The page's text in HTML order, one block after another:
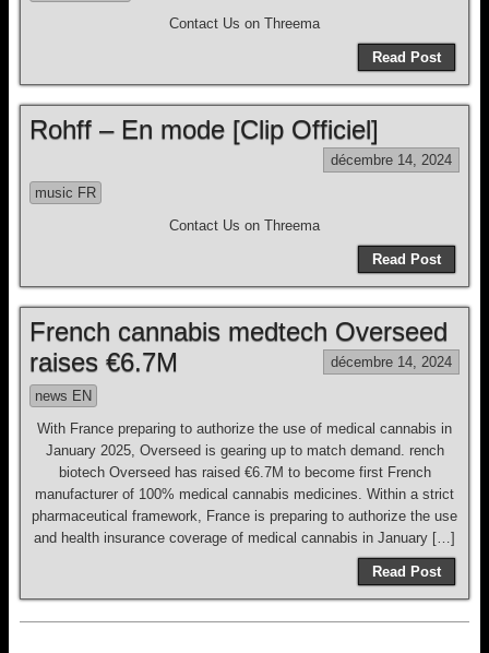
Contact Us on Threema
Read Post
Rohff – En mode [Clip Officiel]
décembre 14, 2024
music FR
Contact Us on Threema
Read Post
French cannabis medtech Overseed
raises €6.7M
décembre 14, 2024
news EN
With France preparing to authorize the use of medical cannabis in
January 2025, Overseed is gearing up to match demand. rench
biotech Overseed has raised €6.7M to become first French
manufacturer of 100% medical cannabis medicines. Within a strict
pharmaceutical framework, France is preparing to authorize the use
and health insurance coverage of medical cannabis in January […]
Read Post